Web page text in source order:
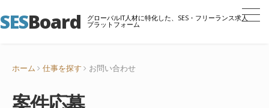
SESBoard グローバルIT人材に特化した、SES・フリーランス求人
プラットフォーム
ホーム 仕事を探す お問い合わせ